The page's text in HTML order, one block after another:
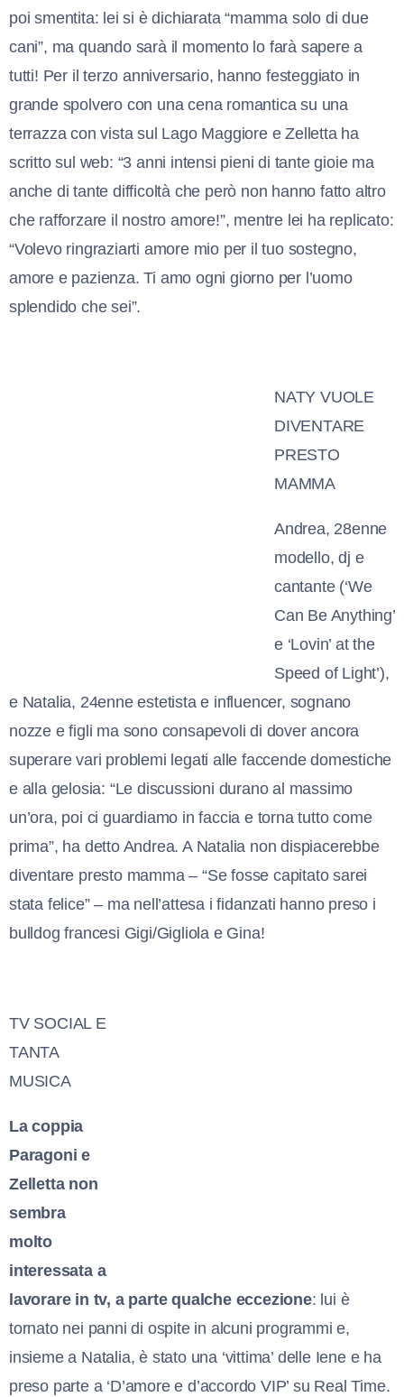
poi smentita: lei si è dichiarata “mamma solo di due
cani”, ma quando sarà il momento lo farà sapere a
tutti! Per il terzo anniversario, hanno festeggiato in
grande spolvero con una cena romantica su una
terrazza con vista sul Lago Maggiore e Zelletta ha
scritto sul web: “3 anni intensi pieni di tante gioie ma
anche di tante difficoltà che però non hanno fatto altro
che rafforzare il nostro amore!”, mentre lei ha replicato:
“Volevo ringraziarti amore mio per il tuo sostegno,
amore e pazienza. Ti amo ogni giorno per l’uomo
splendido che sei”.
NATY VUOLE
DIVENTARE
PRESTO
MAMMA
Andrea, 28enne
modello, dj e
cantante (‘We
Can Be Anything’
e ‘Lovin’ at the
Speed of Light’),
e Natalia, 24enne estetista e influencer, sognano
nozze e figli ma sono consapevoli di dover ancora
superare vari problemi legati alle faccende domestiche
e alla gelosia: “Le discussioni durano al massimo
un’ora, poi ci guardiamo in faccia e torna tutto come
prima”, ha detto Andrea. A Natalia non dispiacerebbe
diventare presto mamma – “Se fosse capitato sarei
stata felice” – ma nell’attesa i fidanzati hanno preso i
bulldog francesi Gigi/Gigliola e Gina!
TV SOCIAL E
TANTA
MUSICA
La coppia
Paragoni e
Zelletta non
sembra
molto
interessata a
lavorare in tv, a parte qualche eccezione: lui è
tornato nei panni di ospite in alcuni programmi e,
insieme a Natalia, è stato una ‘vittima’ delle Iene e ha
preso parte a ‘D’amore e d’accordo VIP’ su Real Time.